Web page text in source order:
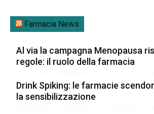
Farmacia News
Al via la campagna Menopausa
regole: il ruolo della farmacia
Drink Spiking: le farmacie
la sensibilizzazione